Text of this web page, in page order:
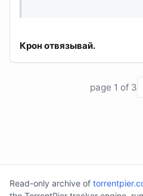
Крон отвязывай.
page 1 of 3
Read-only archive of